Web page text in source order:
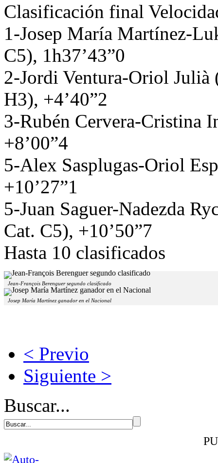
Clasificación final
1-Josep María Martínez-
C5), 1h37’43”0
2-Jordi Ventura-Oriol
H3), +4’40”2
3-Rubén Cervera-Cristina
+8’00”4
5-Alex Sasplugas-Oriol
+10’27”1
5-Juan Saguer-Nadezda
Cat. C5), +10’50”7
Hasta 10 clasificados
Jean-François Berenguer segundo clasificado
Josep María Martínez ganador en el Nacional
< Previo
Siguiente >
Buscar...